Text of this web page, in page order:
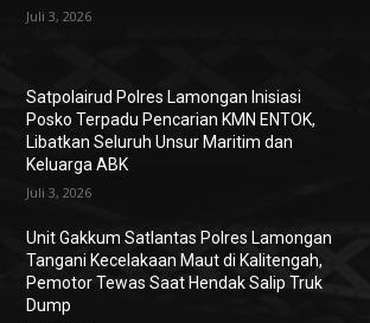
Juli 3, 2026
Satpolairud Polres Lamongan Inisiasi
Posko Terpadu Pencarian KMN ENTOK,
Libatkan Seluruh Unsur Maritim dan
Keluarga ABK
Juli 3, 2026
Unit Gakkum Satlantas Polres Lamongan
Tangani Kecelakaan Maut di Kalitengah,
Pemotor Tewas Saat Hendak Salip Truk
Dump